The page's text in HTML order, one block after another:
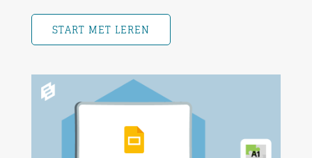
START MET LEREN